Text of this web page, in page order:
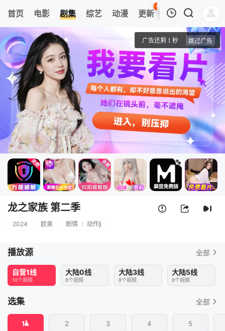
首页 电影 剧集 综艺 动漫 更新
48
热榜 APP
我的观影记录
1
龙之家族 第二季
清空
龙之家族 第二季
2024 欧美 剧情 / 动作}
播放源 全部
自营1线
10个视频
大陆0线
8个视频
大陆3线
8个视频
大陆5线
8个视频
选集 全部
1 2 3 4 5